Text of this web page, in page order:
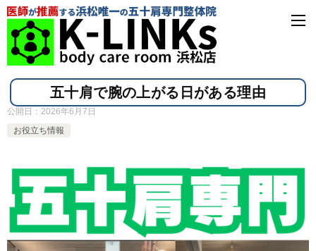
五十肩で腕の上がる日がある理由
公開日： 2026年6月7日
お役立ち情報